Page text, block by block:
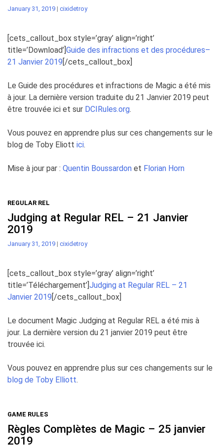
January 31, 2019 | cixidetroy
[cets_callout_box style=’gray’ align=’right’
title=’Download’] Guide des infractions et des procédures–
21 Janvier 2019 [/cets_callout_box]
Le Guide des procédures et infractions de Magic a été mis
à jour. La dernière version traduite du 21 Janvier 2019 peut
être trouvée ici et sur DCIRules.org.
Vous pouvez en apprendre plus sur ces changements sur le
blog de Toby Eliott ici.
Mise à jour par : Quentin Boussardon et Florian Horn
REGULAR REL
Judging at Regular REL – 21 Janvier
2019
January 31, 2019 | cixidetroy
[cets_callout_box style=’gray’ align=’right’
title=’Téléchargement’] Judging at Regular REL – 21
Janvier 2019 [/cets_callout_box]
Le document Magic Judging at Regular REL a été mis à
jour. La dernière version du 21 janvier 2019 peut être
trouvée ici.
Vous pouvez en apprendre plus sur ces changements sur le
blog de Toby Elliott.
GAME RULES
Règles Complètes de Magic – 25 janvier
2019